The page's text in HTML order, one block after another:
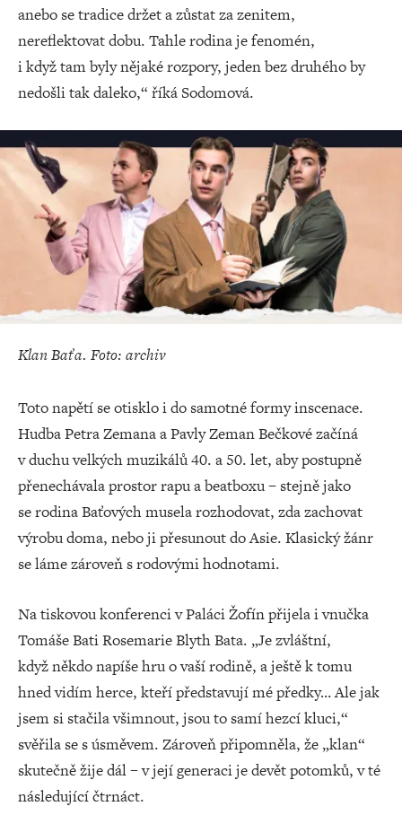
anebo se tradice držet a zůstat za zenitem,
nereflektovat dobu. Tahle rodina je fenomén,
i když tam byly nějaké rozpory, jeden bez druhého by
nedošli tak daleko,“ říká Sodomová.
Klan Baťa. Foto: archiv
Toto napětí se otisklo i do samotné formy inscenace.
Hudba Petra Zemana a Pavly Zeman Bečkové začíná
v duchu velkých muzikálů 40. a 50. let, aby postupně
přenechávala prostor rapu a beatboxu – stejně jako
se rodina Baťových musela rozhodovat, zda zachovat
výrobu doma, nebo ji přesunout do Asie. Klasický žánr
se láme zároveň s rodovými hodnotami.
Na tiskovou konferenci v Paláci Žofín přijela i vnučka
Tomáše Bati Rosemarie Blyth Bata. „Je zvláštní,
když někdo napíše hru o vaší rodině, a ještě k tomu
hned vidím herce, kteří představují mé předky… Ale jak
jsem si stačila všimnout, jsou to samí hezcí kluci,“
svěřila se s úsměvem. Zároveň připomněla, že „klan“
skutečně žije dál – v její generaci je devět potomků, v té
následující čtrnáct.